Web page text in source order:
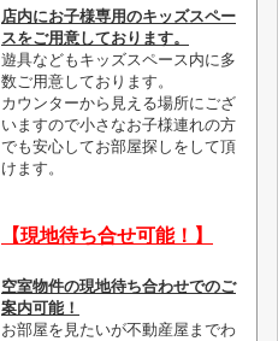
店内にお子様専用のキッズスペー
スをご用意しております。
遊具などもキッズスペース内に多
数ご用意しております。
カウンターから見える場所にござ
いますので小さなお子様連れの方
でも安心してお部屋探しをして頂
けます。
【現地待ち合せ可能！】
空室物件の現地待ち合わせでのご
案内可能！
お部屋を見たいが不動産屋までわ